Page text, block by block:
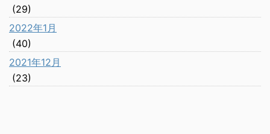
(29)
2022年1月
(40)
2021年12月
(23)